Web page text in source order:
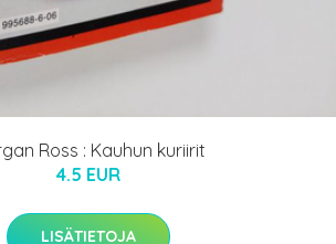
Ross : Kauhun kuriirit
4.5 EUR
LISÄTIETOJA